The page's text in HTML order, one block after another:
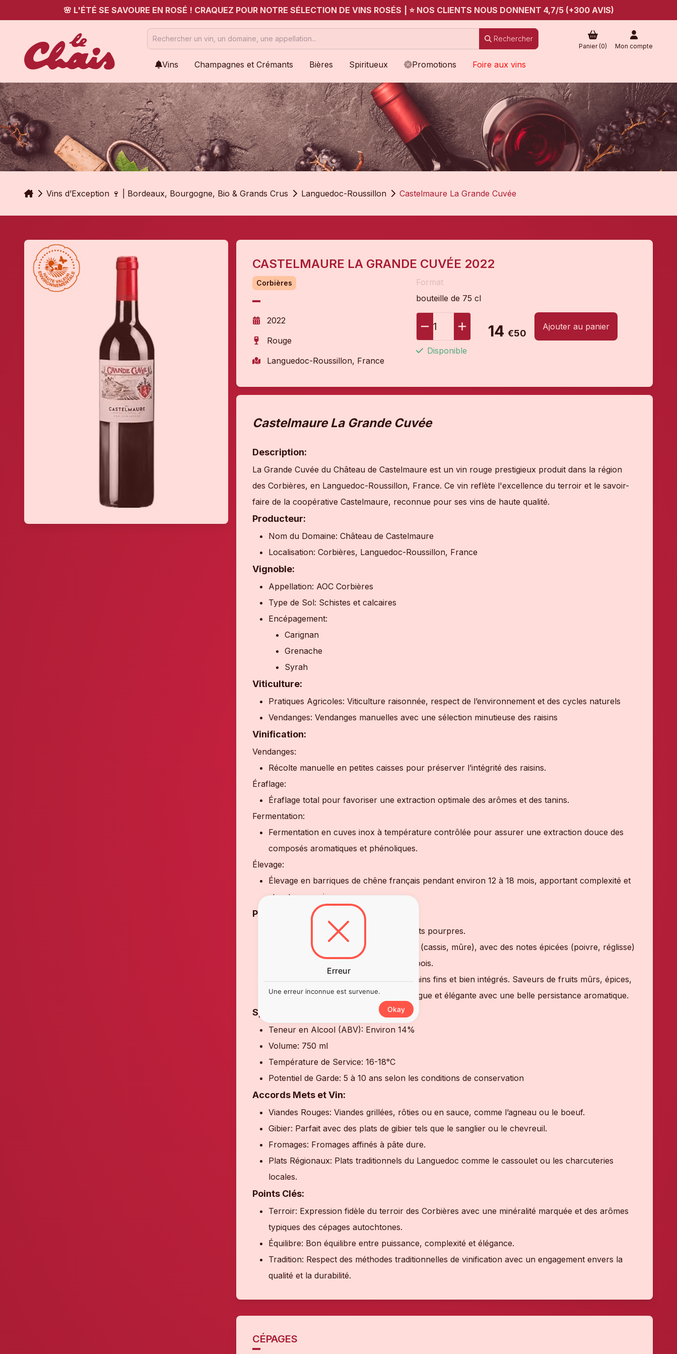
🌸 L'ÉTÉ SE SAVOURE EN ROSÉ ! CRAQUEZ POUR NOTRE SÉLECTION DE VINS ROSÉS ⭐ NOS CLIENTS NOUS DONNENT 4,7/5 (+300 AVIS)
Rechercher
Panier (0) Mon compte
Vins Champagnes et Crémants Bières Spiritueux Promotions Foire aux vins
AccueilVins d’Exception 🍷 | Bordeaux, Bourgogne, Bio & Grands Crus Languedoc-Roussillon Castelmaure La Grande Cuvée
CASTELMAURE LA GRANDE CUVÉE 2022
Corbières
2022
Rouge
Languedoc-Roussillon, France
Format
bouteille de 75 cl
1 14 €50
Ajouter au panier
Disponible
Castelmaure La Grande Cuvée
Description:
La Grande Cuvée du Château de Castelmaure est un vin rouge prestigieux produit dans la région
des Corbières, en Languedoc-Roussillon, France. Ce vin reflète l'excellence du terroir et le savoir-
faire de la coopérative Castelmaure, reconnue pour ses vins de haute qualité.
Producteur:
Nom du Domaine: Château de Castelmaure
Localisation: Corbières, Languedoc-Roussillon, France
Vignoble:
Appellation: AOC Corbières
Type de Sol: Schistes et calcaires
Encépagement:
Carignan
Grenache
Syrah
Viticulture:
Pratiques Agricoles: Viticulture raisonnée, respect de l’environnement et des cycles naturels
Vendanges: Vendanges manuelles avec une sélection minutieuse des raisins
Vinification:
Vendanges:
Récolte manuelle en petites caisses pour préserver l’intégrité des raisins.
Éraflage:
Éraflage total pour favoriser une extraction optimale des arômes et des tanins.
Fermentation:
Fermentation en cuves inox à température contrôlée pour assurer une extraction douce des
composés aromatiques et phénoliques.
Élevage:
Élevage en barriques de chêne français pendant environ 12 à 18 mois, apportant complexité et
structure au vin.
Profil Sensoriel:
Couleur: Rouge profond avec des reflets pourpres.
Nez: Arômes complexes de fruits noirs (cassis, mûre), avec des notes épicées (poivre, réglisse)
et des touches de garrigue et de sous-bois.
Palais: Attaque ample et généreuse, tanins fins et bien intégrés. Saveurs de fruits mûrs, épices,
et une subtile touche boisée. Finale longue et élégante avec une belle persistance aromatique.
Spécifications:
Teneur en Alcool (ABV): Environ 14%
Volume: 750 ml
Température de Service: 16-18°C
Potentiel de Garde: 5 à 10 ans selon les conditions de conservation
Accords Mets et Vin:
Viandes Rouges: Viandes grillées, rôties ou en sauce, comme l’agneau ou le boeuf.
Gibier: Parfait avec des plats de gibier tels que le sanglier ou le chevreuil.
Fromages: Fromages affinés à pâte dure.
Plats Régionaux: Plats traditionnels du Languedoc comme le cassoulet ou les charcuteries
locales.
Points Clés:
Terroir: Expression fidèle du terroir des Corbières avec une minéralité marquée et des arômes
typiques des cépages autochtones.
Équilibre: Bon équilibre entre puissance, complexité et élégance.
Tradition: Respect des méthodes traditionnelles de vinification avec un engagement envers la
qualité et la durabilité.
CÉPAGES
Erreur
Une erreur inconnue est survenue.
Okay